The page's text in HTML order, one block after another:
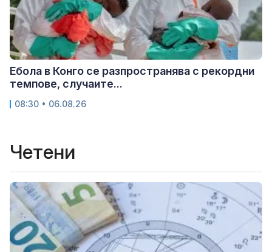
Ебола в Конго се разпространява с рекордни
темпове, случаите...
08:30 • 06.08.26
Четени